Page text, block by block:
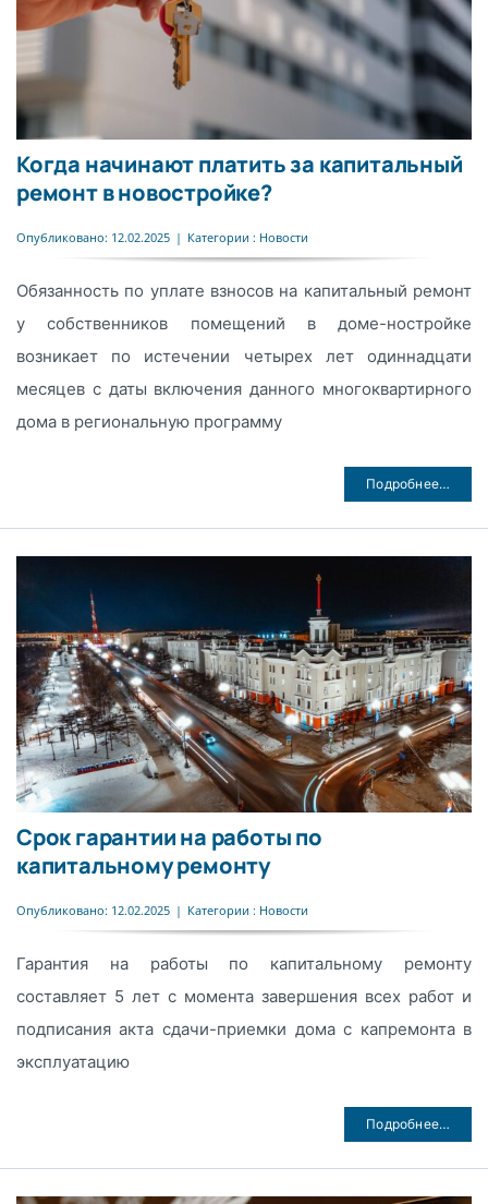
Когда начинают платить за капитальный
ремонт в новостройке?
Опубликовано: 12.02.2025 | Категории : Новости
Обязанность по уплате взносов на капитальный ремонт
у собственников помещений в доме-ностройке
возникает по истечении четырех лет одиннадцати
месяцев с даты включения данного многоквартирного
дома в региональную программу
Подробнее…
Срок гарантии на работы по
капитальному ремонту
Опубликовано: 12.02.2025 | Категории : Новости
Гарантия на работы по капитальному ремонту
составляет 5 лет с момента завершения всех работ и
подписания акта сдачи-приемки дома с капремонта в
эксплуатацию
Подробнее…